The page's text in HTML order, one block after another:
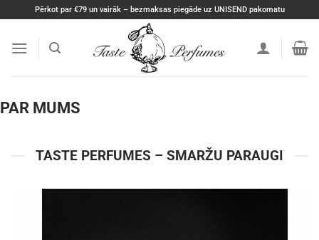
content
Pērkot par €79 un vairāk – bezmaksas piegāde uz UNISEND pakomatu
PAR MUMS
TASTE PERFUMES – SMARŽU PARAUGI